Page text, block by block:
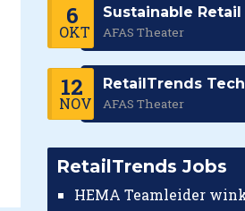
6
OKT
Sustainable Retail
AFAS Theater
12
NOV
RetailTrends Tech
AFAS Theater
RetailTrends Jobs